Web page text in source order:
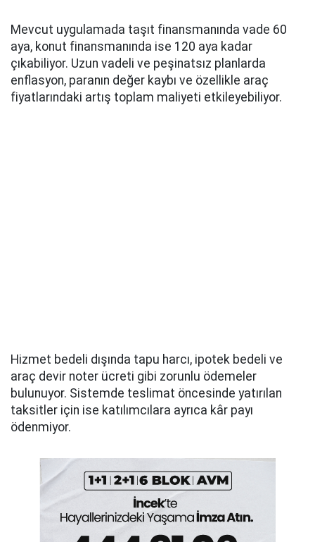
Mevcut uygulamada taşıt finansmanında vade 60
aya, konut finansmanında ise 120 aya kadar
çıkabiliyor. Uzun vadeli ve peşinatsız planlarda
enflasyon, paranın değer kaybı ve özellikle araç
fiyatlarındaki artış toplam maliyeti etkileyebiliyor.
Hizmet bedeli dışında tapu harcı, ipotek bedeli ve
araç devir noter ücreti gibi zorunlu ödemeler
bulunuyor. Sistemde teslimat öncesinde yatırılan
taksitler için ise katılımcılara ayrıca kâr payı
ödenmiyor.